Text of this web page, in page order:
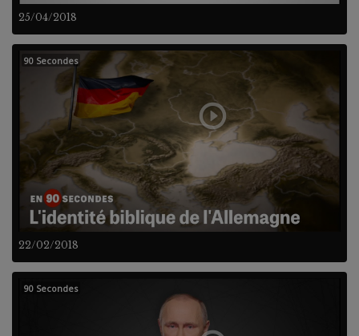
25/04/2018
22/02/2018
90 Secondes
90 Secondes